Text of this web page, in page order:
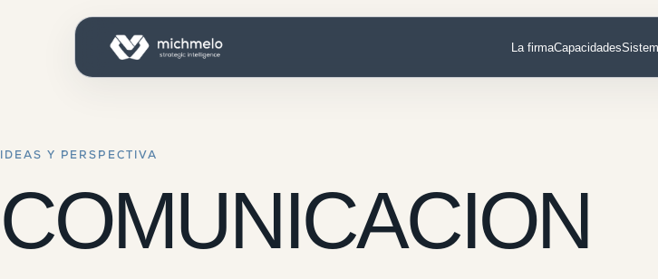
La firmaCapacidades
IDEAS Y PERSPECTIVA
COMUNICACION